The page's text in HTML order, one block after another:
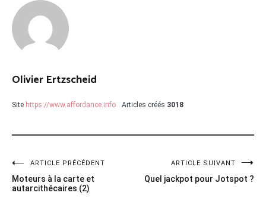
Olivier Ertzscheid
Site https://www.affordance.info Articles créés 3018
Navigation
de
ARTICLE PRÉCÉDENT
Moteurs à la carte et
autarcithécaires (2)
ARTICLE SUIVANT
Quel jackpot pour Jotspot ?